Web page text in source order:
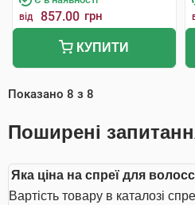
від 857.00 грн
КУПИТИ
Показано 8 з 8
Поширені
Яка ціна на спреї для
Вартість товару в каталозі